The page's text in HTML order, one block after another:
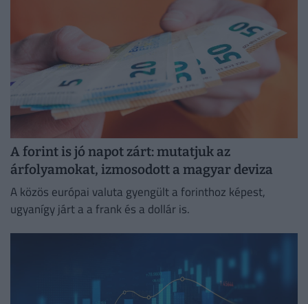
A forint is jó napot zárt: mutatjuk az
árfolyamokat, izmosodott a magyar deviza
A közös európai valuta gyengült a forinthoz képest,
ugyanígy járt a a frank és a dollár is.